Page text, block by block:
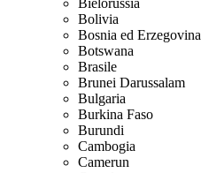
Bielorussia
Bolivia
Bosnia ed Erzegovina
Botswana
Brasile
Brunei Darussalam
Bulgaria
Burkina Faso
Burundi
Cambogia
Camerun